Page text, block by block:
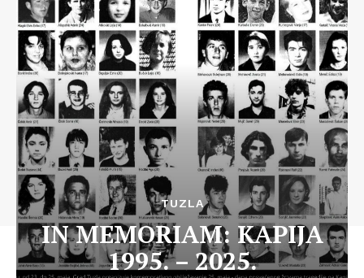
TUZLA
IN MEMORIAM: KAPIJA
1995. – 2025.